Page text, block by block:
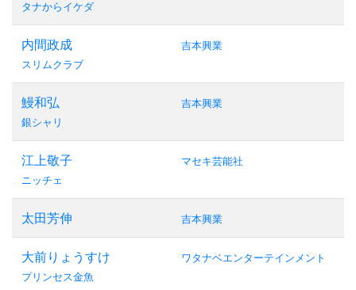
タナからイケダ
内間政成
スリムクラブ
吉本興業
鰻和弘
銀シャリ
吉本興業
江上敬子
ニッチェ
マセキ芸能社
太田芳伸 吉本興業
大前りょうすけ
プリンセス金魚
ワタナベエンターテインメント